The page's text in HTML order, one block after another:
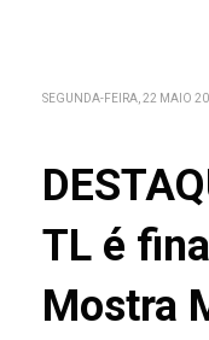
SEGUNDA-FEIRA, 22 MAIO
TL é
Mostra